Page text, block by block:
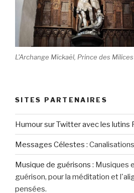
L'Archange Mickaël, Prince des
SITES PARTENAIRES
Humour sur Twitter avec les lutins
Messages Célestes :
Musique de guérisons : Musiques
guérison, pour la méditation et
pensées.